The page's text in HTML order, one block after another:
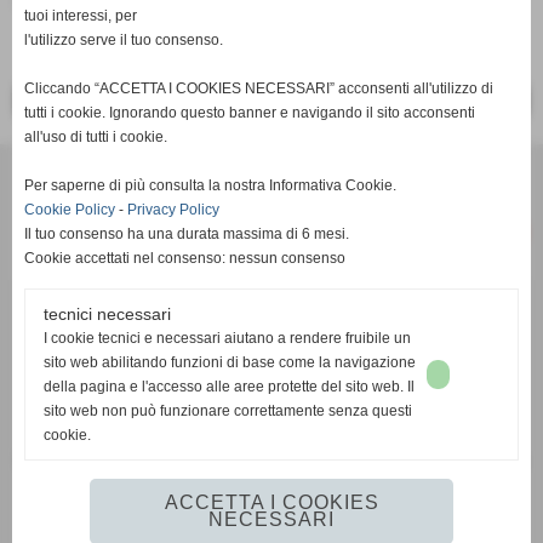
56100 Pisa (PI) - P.I. 02050770508
email:info@pisarrc.it- pec: pisarrc@pec.it
tuoi interessi, per
l'utilizzo serve il tuo consenso.
Cliccando “ACCETTA I COOKIES NECESSARI” acconsenti all'utilizzo di
tutti i cookie. Ignorando questo banner e navigando il sito acconsenti
all'uso di tutti i cookie.
Per saperne di più consulta la nostra Informativa Cookie.
Cookie Policy - Privacy Policy
Il tuo consenso ha una durata massima di 6 mesi.
Cookie accettati nel consenso: nessun consenso
tecnici necessari
I cookie tecnici e necessari aiutano a rendere fruibile un
sito web abilitando funzioni di base come la navigazione
della pagina e l'accesso alle aree protette del sito web. Il
sito web non può funzionare correttamente senza questi
cookie.
ACCETTA I COOKIES
NECESSARI